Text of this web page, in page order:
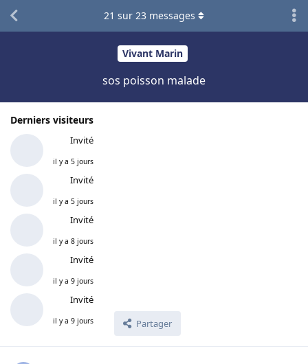
Vivant Marin
sos poisson malade
Derniers visiteurs
Invité
il y a 5 jours
Invité
il y a 5 jours
Invité
il y a 8 jours
Invité
il y a 9 jours
Invité
il y a 9 jours Partager
21 sur 23 messages